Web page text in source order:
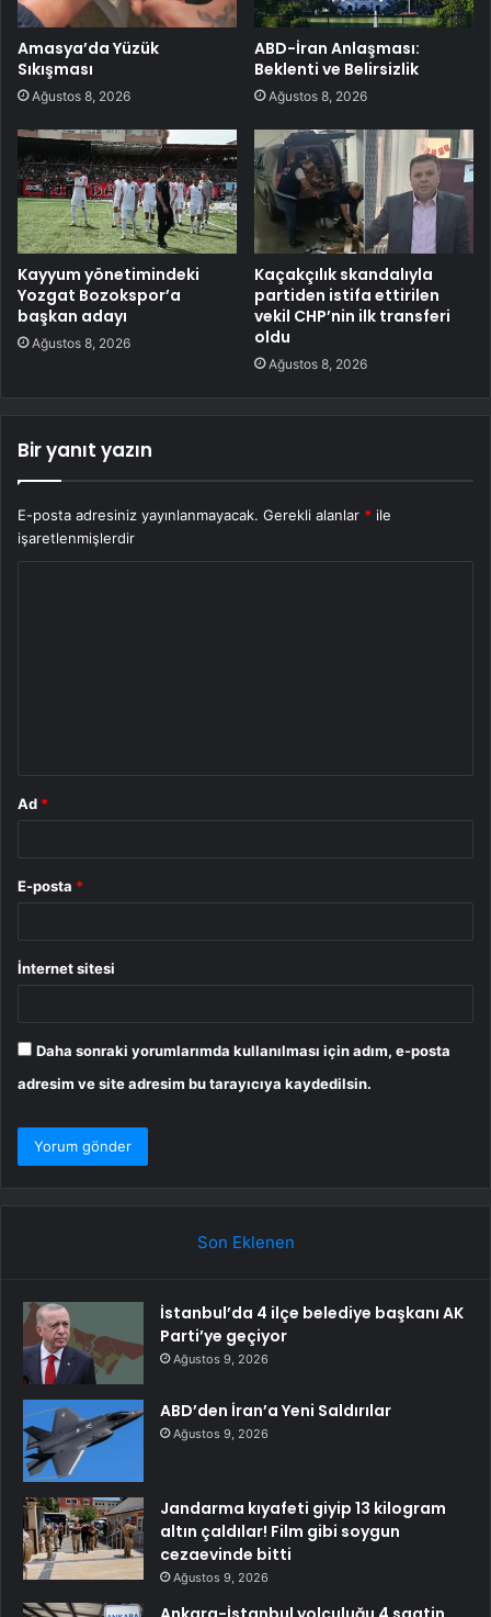
Amasya’da Yüzük
Sıkışması
Ağustos 8, 2026
ABD-İran Anlaşması:
Beklenti ve Belirsizlik
Ağustos 8, 2026
Kayyum yönetimindeki
Yozgat Bozokspor’a
başkan adayı
Ağustos 8, 2026
Kaçakçılık skandalıyla
partiden istifa ettirilen
vekil CHP’nin ilk transferi
oldu
Ağustos 8, 2026
Bir yanıt yazın
E-posta adresiniz yayınlanmayacak. Gerekli alanlar * ile
işaretlenmişlerdir
Ad *
E-posta *
İnternet sitesi
Daha sonraki yorumlarımda kullanılması için adım, e-posta
adresim ve site adresim bu tarayıcıya kaydedilsin.
Son Eklenen
İstanbul’da 4 ilçe belediye başkanı AK
Parti’ye geçiyor
Ağustos 9, 2026
ABD’den İran’a Yeni Saldırılar
Ağustos 9, 2026
Jandarma kıyafeti giyip 13 kilogram
altın çaldılar! Film gibi soygun
cezaevinde bitti
Ağustos 9, 2026